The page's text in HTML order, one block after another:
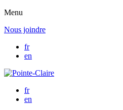
Menu
Nous joindre
fr
en
fr
en